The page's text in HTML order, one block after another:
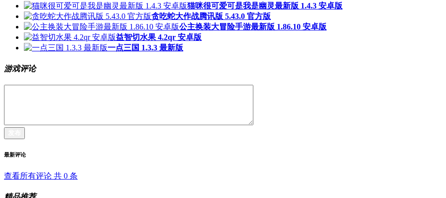
猫咪很可爱可是我是幽灵最新版 1.4.3 安卓版
贪吃蛇大作战腾讯版 5.43.0 官方版
公主换装大冒险手游最新版 1.86.10 安卓版
益智切水果 4.2qr 安卓版
一点三国 1.3.3 最新版
游戏评论
最新评论
查看所有评论 共 0 条